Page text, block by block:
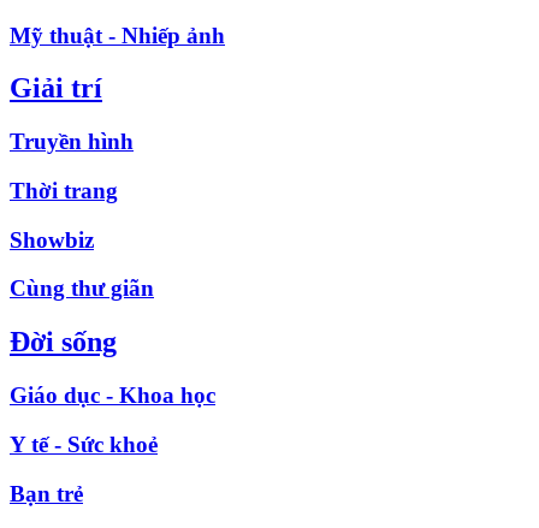
Mỹ thuật - Nhiếp ảnh
Giải trí
Truyền hình
Thời trang
Showbiz
Cùng thư giãn
Đời sống
Giáo dục - Khoa học
Y tế - Sức khoẻ
Bạn trẻ